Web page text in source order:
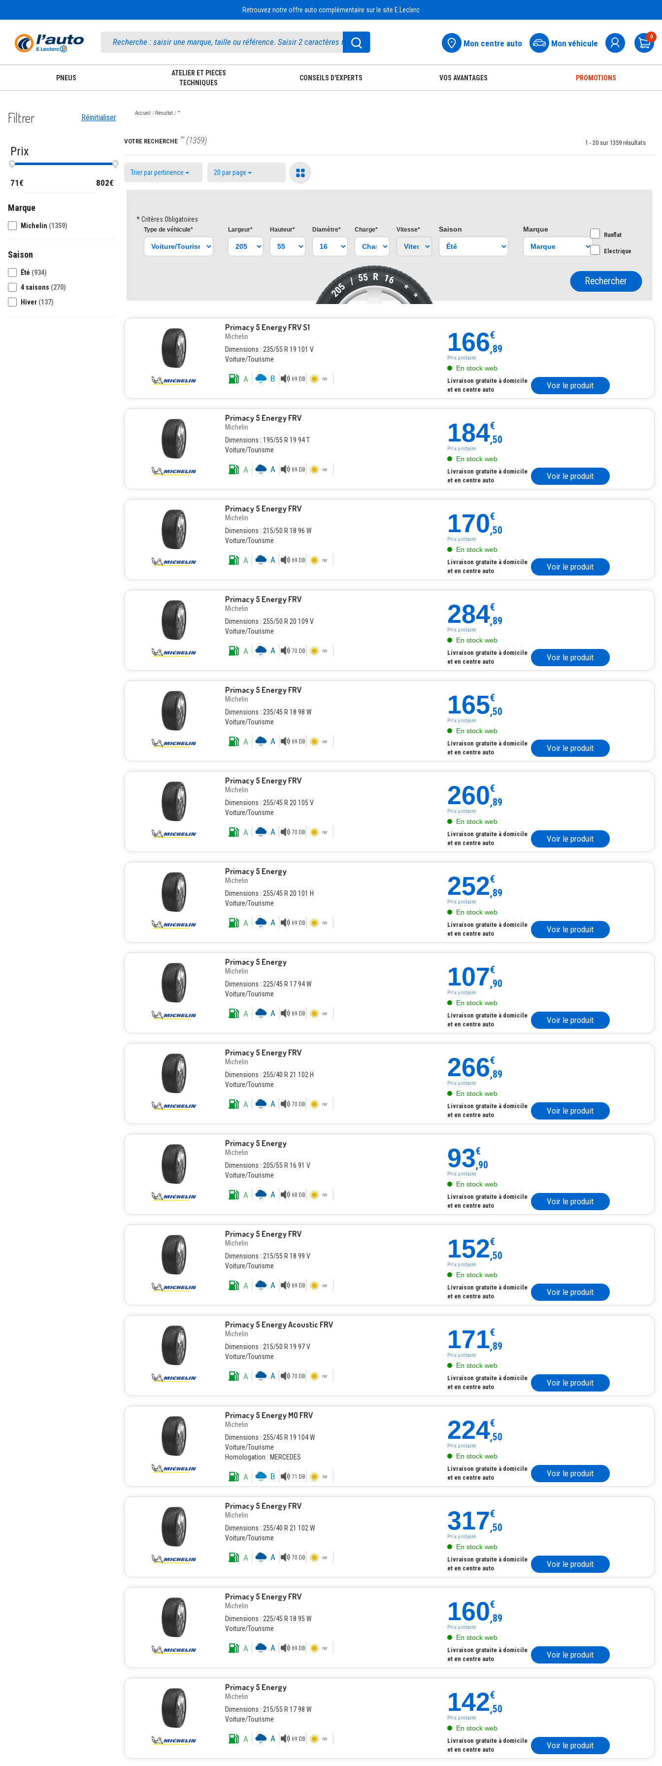
Retrouvez notre offre auto complémentaire sur le site E.Leclerc
Mon centre auto Mon véhicule
0
PNEUS
ATELIER ET PIECES
TECHNIQUES
CONSEILS D'EXPERTS VOS AVANTAGES PROMOTIONS
Filtrer Réinitialiser
Prix
71€ 802€
Marque
Michelin (1359)
Saison
Été (934)
4 saisons (270)
Hiver (137)
Accueil Résultat ""
VOTRE RECHERCHE"" (1359) 1 -20 sur1359 résultats
Trier par pertinence 20 par page
* Critères Obligatoires
Typede véhicule* Largeur* Hauteur* Diamètre* Charge* Vitesse* Saison Marque
Runflat
Electrique
205/55 R 16
*
*
Rechercher
Primacy 5 Energy FRV S1
Michelin
Dimensions : 235/55 R 19 101 V
Voiture/Tourisme
166€
,89
Prix unitaire
En stock web
Livraison gratuite à domicile
et en centre auto
Voir le produit
Primacy 5 Energy FRV
Michelin
Dimensions : 195/55 R 19 94 T
Voiture/Tourisme
184€
,50
Prix unitaire
En stock web
Livraison gratuite à domicile
et en centre auto
Voir le produit
Primacy 5 Energy FRV
Michelin
Dimensions : 215/50 R 18 96 W
Voiture/Tourisme
170€
,50
Prix unitaire
En stock web
Livraison gratuite à domicile
et en centre auto
Voir le produit
Primacy 5 Energy FRV
Michelin
Dimensions : 255/50 R 20 109 V
Voiture/Tourisme
284€
,89
Prix unitaire
En stock web
Livraison gratuite à domicile
et en centre auto
Voir le produit
Primacy 5 Energy FRV
Michelin
Dimensions : 235/45 R 18 98 W
Voiture/Tourisme
165€
,50
Prix unitaire
En stock web
Livraison gratuite à domicile
et en centre auto
Voir le produit
Primacy 5 Energy FRV
Michelin
Dimensions : 255/45 R 20 105 V
Voiture/Tourisme
260€
,89
Prix unitaire
En stock web
Livraison gratuite à domicile
et en centre auto
Voir le produit
Primacy 5 Energy
Michelin
Dimensions : 255/45 R 20 101 H
Voiture/Tourisme
252€
,89
Prix unitaire
En stock web
Livraison gratuite à domicile
et en centre auto
Voir le produit
Primacy 5 Energy
Michelin
Dimensions : 225/45 R 17 94 W
Voiture/Tourisme
107€
,90
Prix unitaire
En stock web
Livraison gratuite à domicile
et en centre auto
Voir le produit
Primacy 5 Energy FRV
Michelin
Dimensions : 255/40 R 21 102 H
Voiture/Tourisme
266€
,89
Prix unitaire
En stock web
Livraison gratuite à domicile
et en centre auto
Voir le produit
Primacy 5 Energy
Michelin
Dimensions : 205/55 R 16 91 V
Voiture/Tourisme
93€
,90
Prix unitaire
En stock web
Livraison gratuite à domicile
et en centre auto
Voir le produit
Primacy 5 Energy FRV
Michelin
Dimensions : 215/55 R 18 99 V
Voiture/Tourisme
152€
,50
Prix unitaire
En stock web
Livraison gratuite à domicile
et en centre auto
Voir le produit
Primacy 5 Energy Acoustic FRV
Michelin
Dimensions : 215/50 R 19 97 V
Voiture/Tourisme
171€
,89
Prix unitaire
En stock web
Livraison gratuite à domicile
et en centre auto
Voir le produit
Primacy 5 Energy MO FRV
Michelin
Dimensions : 255/45 R 19 104 W
Voiture/Tourisme
Homologation : MERCEDES
224€
,50
Prix unitaire
En stock web
Livraison gratuite à domicile
et en centre auto
Voir le produit
Primacy 5 Energy FRV
Michelin
Dimensions : 255/40 R 21 102 W
Voiture/Tourisme
317€
,50
Prix unitaire
En stock web
Livraison gratuite à domicile
et en centre auto
Voir le produit
Primacy 5 Energy FRV
Michelin
Dimensions : 225/45 R 18 95 W
Voiture/Tourisme
160€
,89
Prix unitaire
En stock web
Livraison gratuite à domicile
et en centre auto
Voir le produit
Primacy 5 Energy
Michelin
Dimensions : 215/55 R 17 98 W
Voiture/Tourisme
142€
,50
Prix unitaire
En stock web
Livraison gratuite à domicile
et en centre auto
Voir le produit